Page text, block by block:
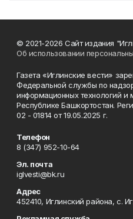
© 2021-2026 Сайт издания
Об использовании
Газета «Иглинские вести»
Федеральной службы по
информационных технологий
Республике Башкортостан.
02 - 01814 от 19.05.2025 г.
Телефон
8 (347) 952-10-64
Эл. почта
iglvesti@bk.ru
Адрес
452410, Иглинский района, с.